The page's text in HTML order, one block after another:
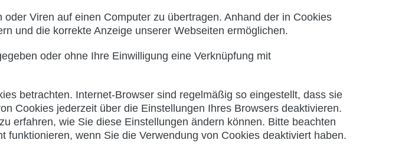
Viren auf einen Computer zu übertragen. Anhand der in Cookies
und die korrekte Anzeige unserer Webseiten ermöglichen.
oder ohne Ihre Einwilligung eine Verknüpfung mit
betrachten. Internet-Browser sind regelmäßig so eingestellt, dass sie
Cookies jederzeit über die Einstellungen Ihres Browsers deaktivieren.
erfahren, wie Sie diese Einstellungen ändern können. Bitte beachten
wenn Sie die Verwendung von Cookies deaktiviert haben.